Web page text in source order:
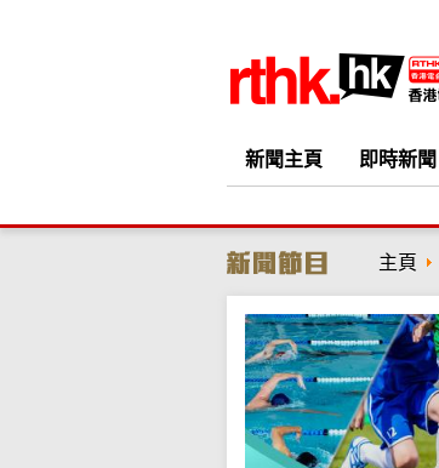
新聞主頁 即時新聞
主頁